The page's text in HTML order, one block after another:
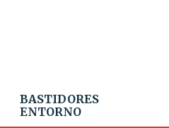
BASTIDORES
ENTORNO